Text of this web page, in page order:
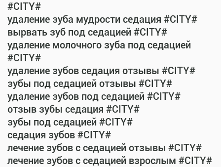
#CITY#
удаление зуба мудрости седация #CITY#
вырвать зуб под седацией #CITY#
удаление молочного зуба под седацией
#CITY#
удаление зубов седация отзывы #CITY#
зубы под седацией отзывы #CITY#
удаление зубов под седацией #CITY#
отзыв зубы седация #CITY#
зубы под седацией #CITY#
седация зубов #CITY#
лечение зубов с седацией отзывы #CITY#
лечение зубов с седацией взрослым #CITY#